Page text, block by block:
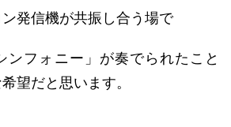
発信機が共振し合う場で
ンフォニー」が奏でられたこと
望だと思います。